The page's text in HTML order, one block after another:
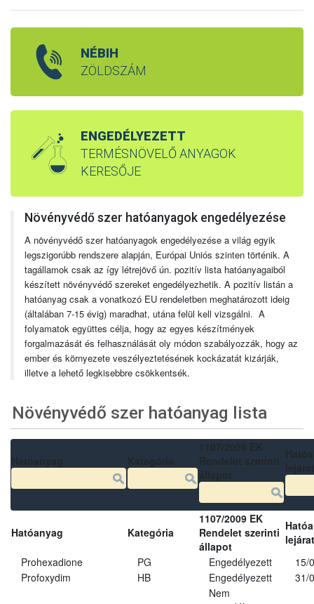
NÉBIH
ZÖLDSZÁM
ENGEDÉLYEZETT
TERMÉSNÖVELŐ ANYAGOK
KERESŐJE
Növényvédő szer hatóanyagok engedélyezése
A növényvédő szer hatóanyagok engedélyezése a világ egyik
legszigorúbb rendszere alapján, Európai Uniós szinten történik. A
tagállamok csak az így létrejövő ún. pozitív lista hatóanyagaiból
készített növényvédő szereket engedélyezhetik. A pozitív listán a
hatóanyag csak a vonatkozó EU rendeletben meghatározott ideig
(általában 7-15 évig) maradhat, utána felül kell vizsgálni. A
folyamatok együttes célja, hogy az egyes készítmények
forgalmazását és felhasználását oly módon szabályozzák, hogy az
ember és környezete veszélyeztetésének kockázatát kizárják,
illetve a lehető legkisebbre csökkentsék.
Növényvédő szer hatóanyag lista
Hatóanyag Kategória
1107/2009 EK
Rendelet szerinti
állapot
Prohexadione
PG Engedélyezett
15/
Profoxydim
HB Engedélyezett 31/
Nem